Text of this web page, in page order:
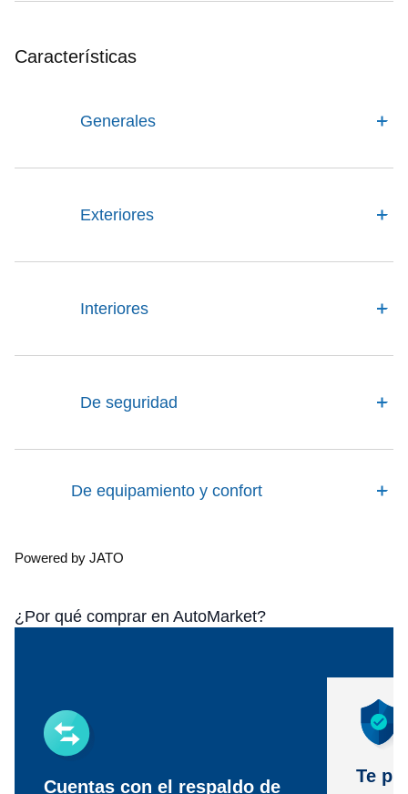
Características
Generales
Exteriores
Interiores
De seguridad
De equipamiento y confort
Powered by JATO
¿Por qué comprar en AutoMarket?
Cuentas con el respaldo de
Te